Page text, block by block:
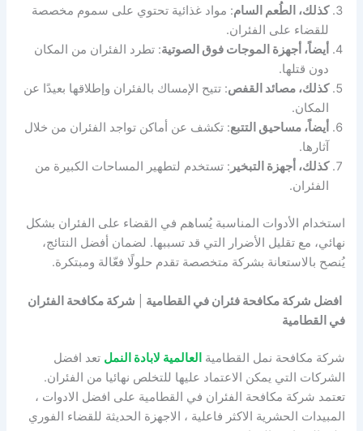
كذلك، الطُعم السام: مواد غذائية تحتوي على سموم مخصصة
للقضاء على الفئران.
أيضاً، أجهزة الموجات فوق الصوتية: تطرد الفئران من المكان
دون قتلها.
كذلك، مصائد القفص: تتيح الإمساك بالفئران وإطلاقها بعيدًا عن
المكان.
أيضاً، مساحيق التتبع: تكشف عن أماكن تواجد الفئران من خلال
آثارها.
كذلك، أجهزة التبخير : تستخدم لتطهير المساحات الكبيرة من
الفئران.
استخدام الأدوات المناسبة يُساهم في القضاء على الفئران بشكل
نهائي، مع تقليل الأضرار التي قد تسببها. لضمان أفضل النتائج،
يُنصح بالاستعانة بشركة متخصصة تقدم حلولًا فعّالة ومبتكرة.
افضل شركة مكافحة فئران في القطامية
شركة مكافحة الفئران
في القطامية
شركة مكافحة نمل القطامية العالمية لابادة النمل تعد افضل
الشركات التي يمكن الاعتماد عليها للتخلص نهائيا من الفئران.
تعتمد شركة مكافحة الفئران في القطامية على افضل الادوات ،
المبيدات الحشرية الاكثر فاعلية ، الاجهزة الحديثة للقضاء الفوري